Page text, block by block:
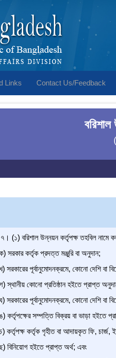
Links Contact Us/Feedback
(১) বরিশাল উন্নয়ন কর্তৃপক্ষ তহবিল নামে
সরকার কর্তৃক প্রদত্ত মঞ্জুরি বা অনুদান;
সরকারের পূর্বানুমোদনক্রমে, কোনো দেশি বা
স্থানীয় কোনো প্রতিষ্ঠান হইতে প্রাপ্ত
সরকারের পূর্বানুমোদনক্রমে, কোনো দেশি বা
কর্তৃপক্ষের সম্পত্তি বিক্রয় বা ভাড়া হইতে
কর্তৃপক্ষ কর্তৃক গৃহীত বা আদায়কৃত ফি, চার্জ,
বিনিয়োগ হইতে প্রাপ্ত অর্থ; এবং